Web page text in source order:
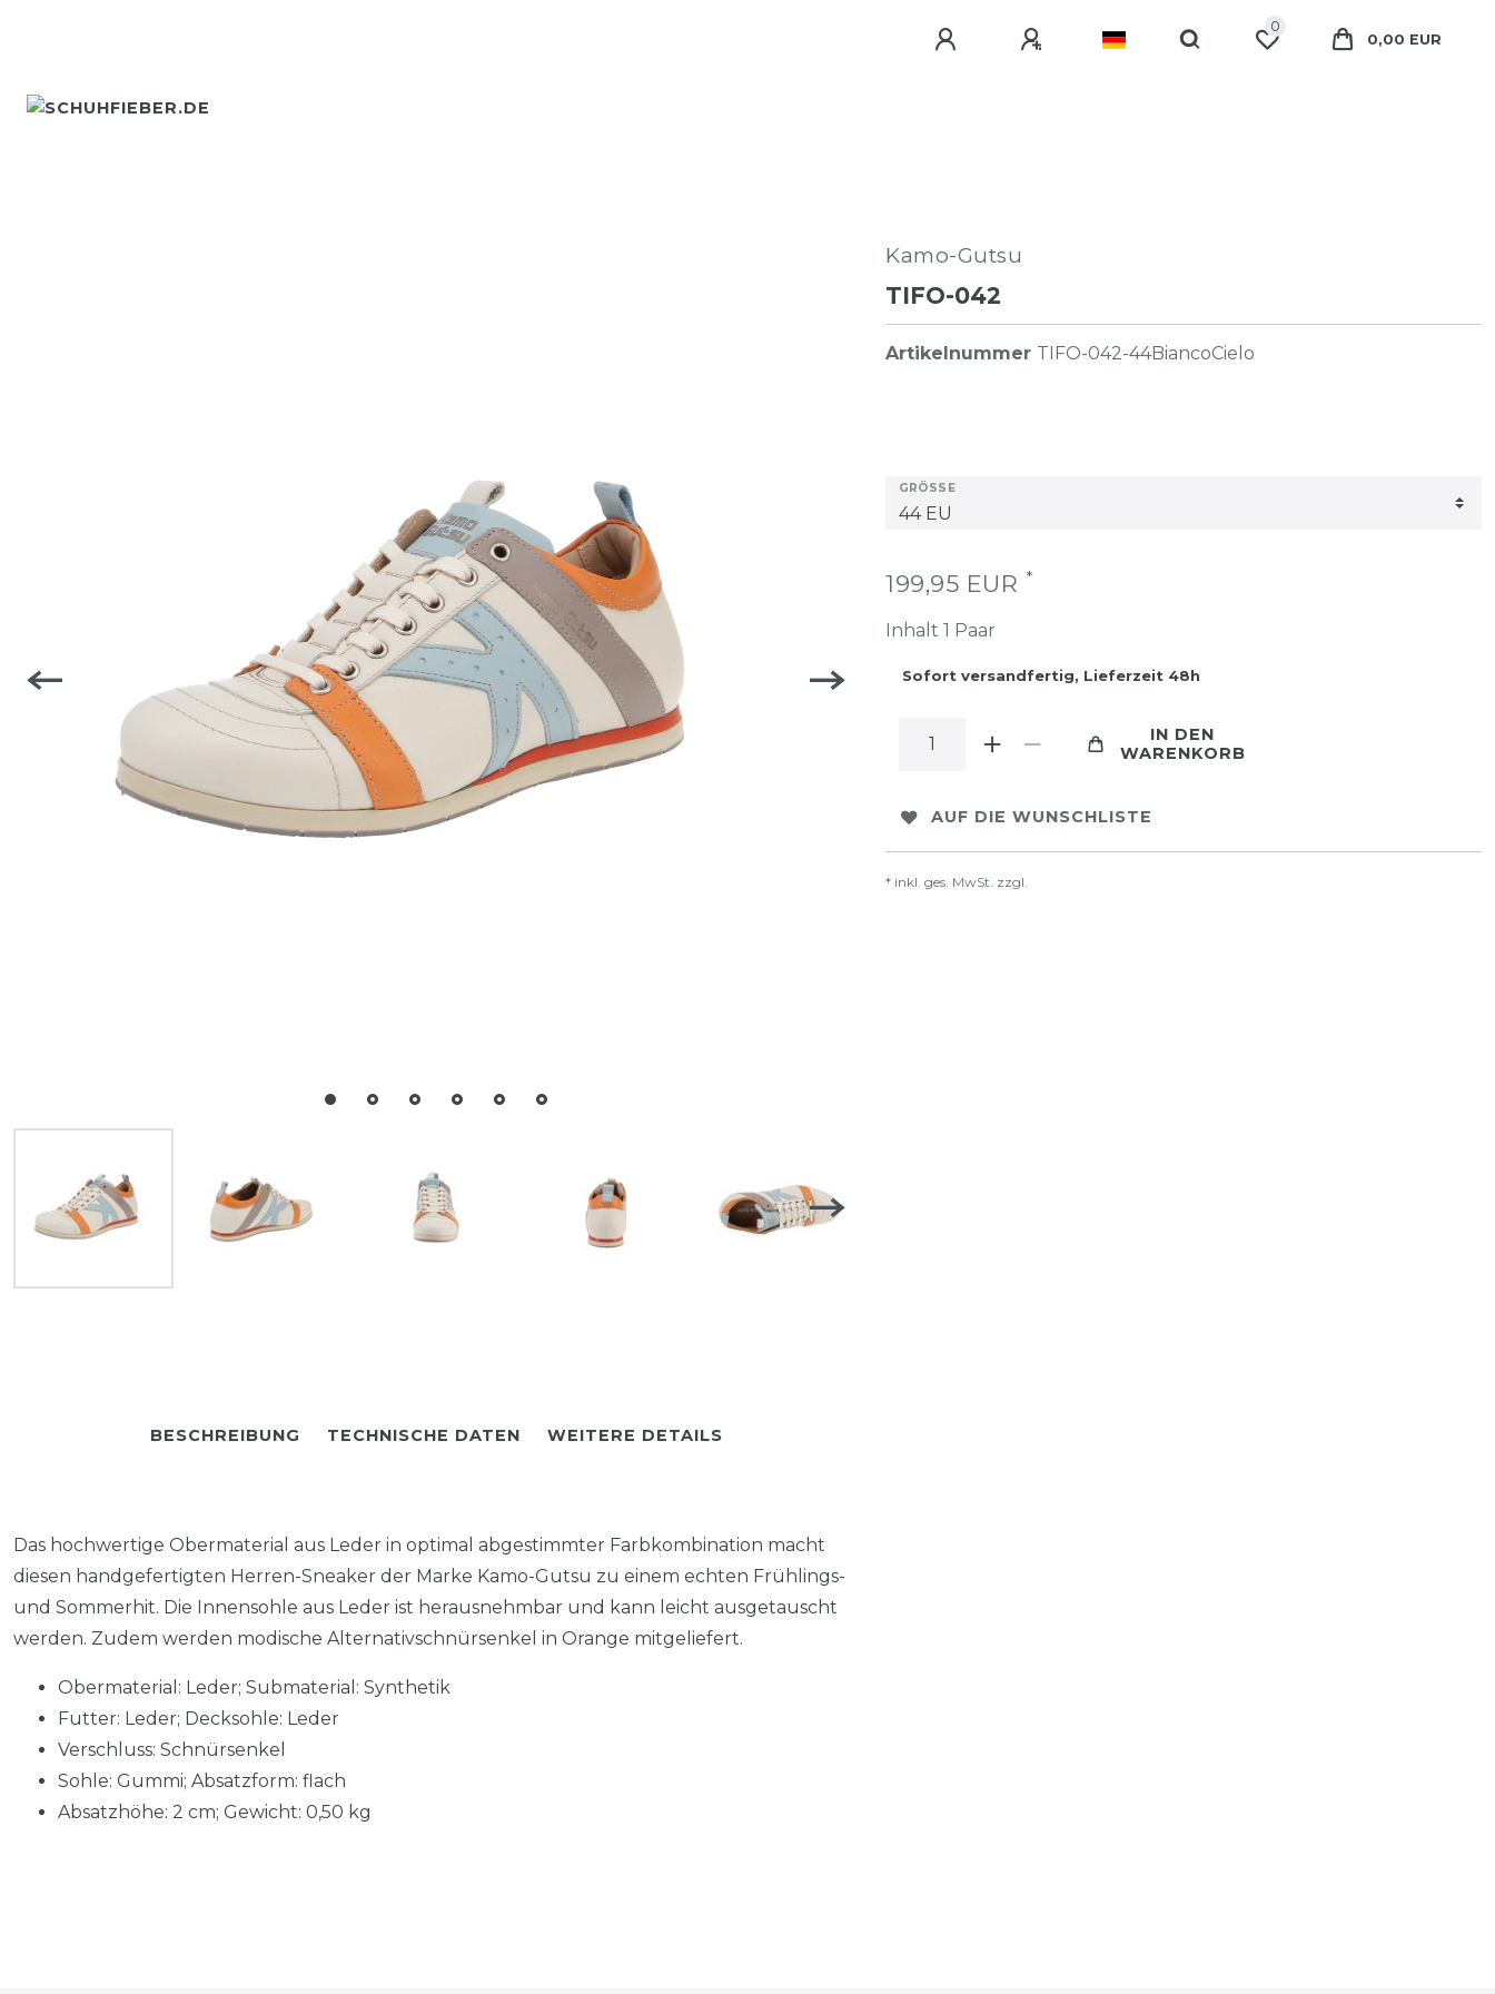
0
0,00 EUR
Kamo-Gutsu
TIFO-042
Artikelnummer TIFO-042-44BiancoCielo
GRÖSSE
199,95 EUR *
Inhalt 1 Paar
Sofort versandfertig, Lieferzeit 48h
IN DEN
WARENKORB
AUF DIE WUNSCHLISTE
* inkl. ges. MwSt. zzgl.
BESCHREIBUNG TECHNISCHE DATEN WEITERE DETAILS
Das hochwertige Obermaterial aus Leder in optimal abgestimmter Farbkombination macht
diesen handgefertigten Herren-Sneaker der Marke Kamo-Gutsu zu einem echten Frühlings-
und Sommerhit. Die Innensohle aus Leder ist herausnehmbar und kann leicht ausgetauscht
werden. Zudem werden modische Alternativschnürsenkel in Orange mitgeliefert.
Obermaterial: Leder; Submaterial: Synthetik
Futter: Leder; Decksohle: Leder
Verschluss: Schnürsenkel
Sohle: Gummi; Absatzform: flach
Absatzhöhe: 2 cm; Gewicht: 0,50 kg